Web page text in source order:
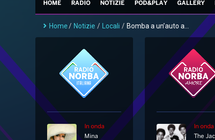
HOME RADIO NOTIZIE POD&PLAY GALLERY
Home/ Notizie / Locali / Bomba a un’auto a...
In onda
Mina
In onda